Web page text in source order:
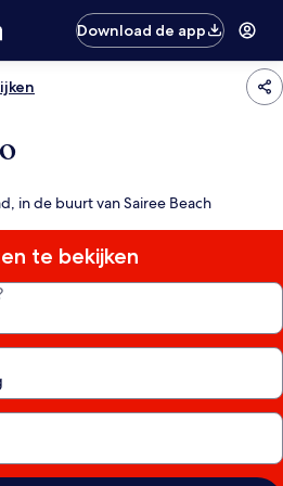
Download de app
in de buurt van Sairee Beach
te bekijken